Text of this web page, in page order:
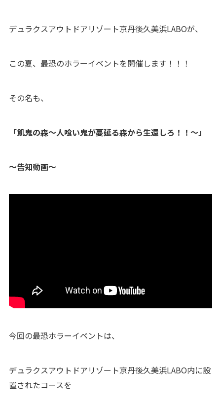
デュラクスアウトドアリゾート京丹後久美浜LABOが、
この夏、最恐のホラーイベントを開催します！！！
その名も、
「飢鬼の森〜人喰い鬼が蔓延る森から生還しろ！！〜」
～告知動画～
今回の最恐ホラーイベントは、
デュラクスアウトドアリゾート京丹後久美浜LABO内に設
置されたコースを